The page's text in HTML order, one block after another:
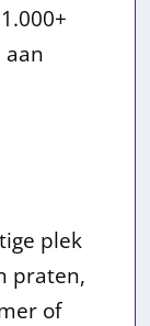
plek
praten,
of